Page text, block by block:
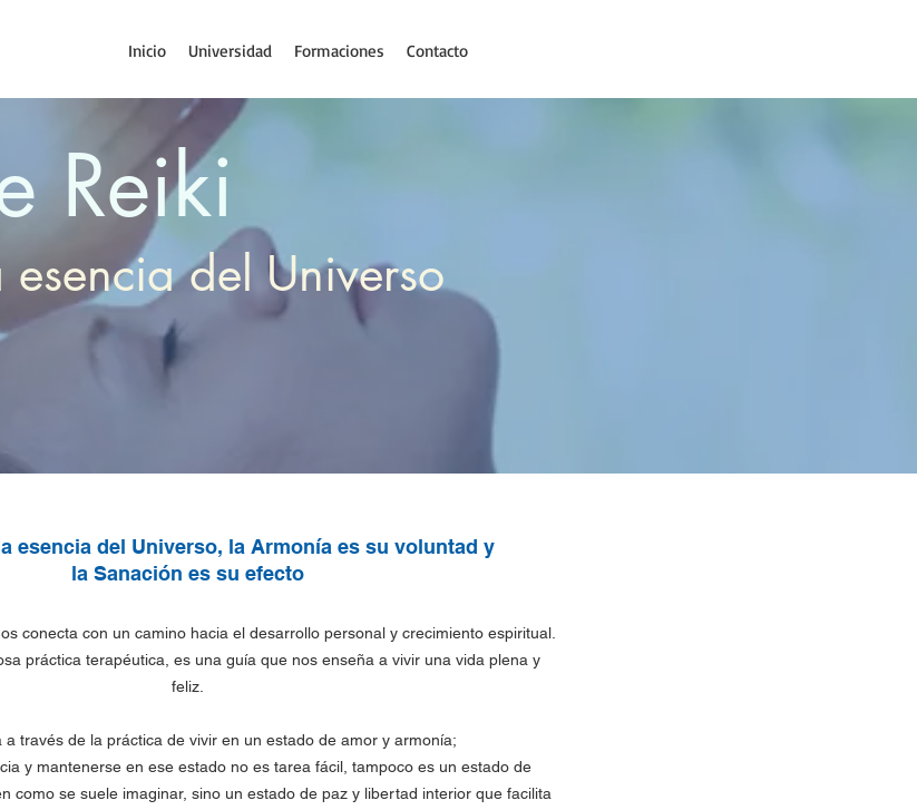
Inicio Universidad Formaciones Contacto
Reiki
del Universo
esencia del Universo, la Armonía es su voluntad y
la Sanación es su efecto
conecta con un camino hacia el desarrollo personal y crecimiento espiritual.
práctica terapéutica, es una guía que nos enseña a vivir una vida plena y
feliz.
a través de la práctica de vivir en un estado de amor y armonía;
y mantenerse en ese estado no es tarea fácil, tampoco es un estado de
como se suele imaginar, sino un estado de paz y libertad interior que facilita